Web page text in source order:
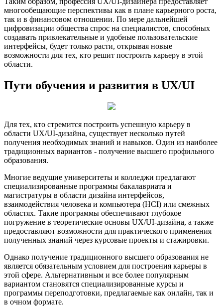
многообещающие перспективы как в плане карьерного роста,
так и в финансовом отношении. По мере дальнейшей
цифровизации общества спрос на специалистов, способных
создавать привлекательные и удобные пользовательские
интерфейсы, будет только расти, открывая новые
возможности для тех, кто решит построить карьеру в этой
области.
Пути обучения и развития в UX/UI
Для тех, кто стремится построить успешную карьеру в
области UX/UI-дизайна, существует несколько путей
получения необходимых знаний и навыков. Один из наиболее
традиционных вариантов - получение высшего профильного
образования.
Многие ведущие университеты и колледжи предлагают
специализированные программы бакалавриата и
магистратуры в области дизайна интерфейсов,
взаимодействия человека и компьютера (HCI) или смежных
областях. Такие программы обеспечивают глубокое
погружение в теоретические основы UX/UI-дизайна, а также
предоставляют возможности для практического применения
полученных знаний через курсовые проекты и стажировки.
Однако получение традиционного высшего образования не
является обязательным условием для построения карьеры в
этой сфере. Альтернативным и все более популярным
вариантом становятся специализированные курсы и
программы переподготовки, предлагаемые как онлайн, так и
в очном формате.